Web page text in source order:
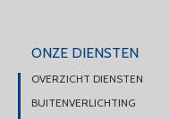
ONZE DIENSTEN
OVERZICHT DIENSTEN
BUITENVERLICHTING